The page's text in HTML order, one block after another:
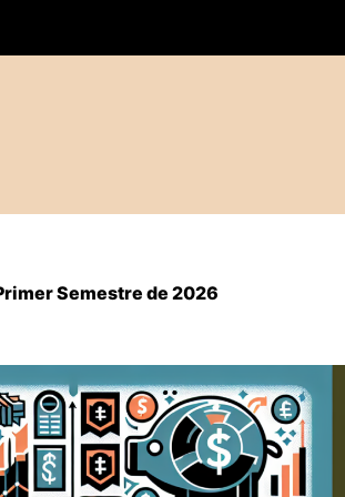
Semestre de 2026